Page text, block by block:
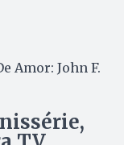
Amor: John F.